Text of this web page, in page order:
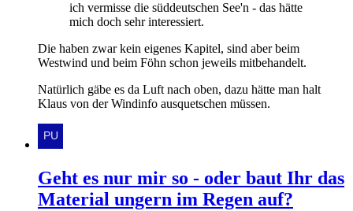
ich vermisse die süddeutschen See'n - das hätte
mich doch sehr interessiert.
Die haben zwar kein eigenes Kapitel, sind aber beim
Westwind und beim Föhn schon jeweils mitbehandelt.
Natürlich gäbe es da Luft nach oben, dazu hätte man halt
Klaus von der Windinfo ausquetschen müssen.
Geht es nur mir so - oder baut Ihr das
Material ungern im Regen auf?